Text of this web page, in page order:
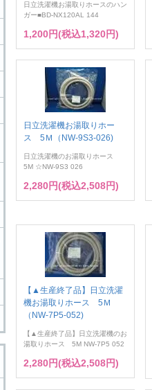
日立洗濯機お湯取りホースのハン
ガー■BD-NX120AL 144
1,200円(税込1,320円)
日立洗濯機お湯取りホー
ス 5Ｍ（NW-9S3-026)
日立洗濯機のお湯取りホース
5M ☆NW-9S3 026
2,280円(税込2,508円)
【▲生産終了品】日立洗濯
機お湯取りホース 5Ｍ
（NW-7P5-052)
【▲生産終了品】日立洗濯機のお
湯取りホース 5M NW-7P5 052
2,280円(税込2,508円)